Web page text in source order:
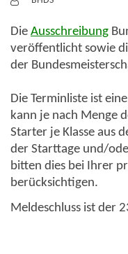
Die Ausschreibung
veröffentlicht sowie
der
Die Terminliste ist
kann je nach Menge
Starter je Klasse aus
der Starttage und/
bitten dies bei Ihrer
berücksichtigen.
Meldeschluss ist der